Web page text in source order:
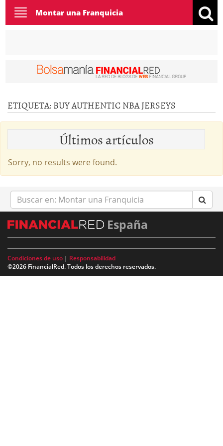
Toggle
navigation
Montar una Franquicia
ETIQUETA: BUY AUTHENTIC NBA JERSEYS
Últimos artículos
Sorry, no results were found.
Buscar
en:
España
Condiciones de uso | Responsabilidad
©2026 FinancialRed. Todos los derechos reservados.